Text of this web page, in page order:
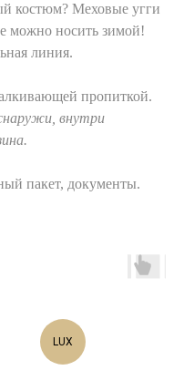
костюм? Меховые угги
можно носить зимой!
линия.
пропиткой.
внутри
пакет, документы.
LUX